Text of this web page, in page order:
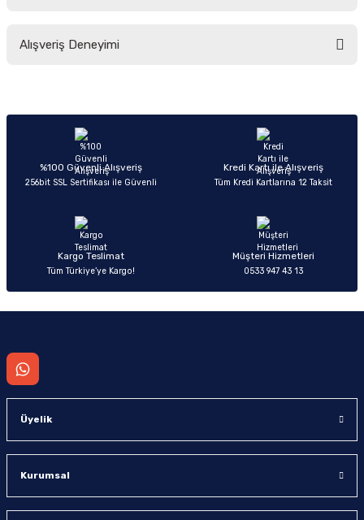
yetersiz gördüğünüz noktaları öneri formunu kullanarak tarafımıza
Ürün açıklamasında eksik bilgiler bulunuyor.
Ürün bilgilerinde hatalar bulunuyor.
Ürün fiyatı diğer sitelerden daha pahalı.
Alışveriş Deneyimi
Sitemize ilk yorumu siz yapın!
%100 Güvenli Alışveriş
256bit SSL Sertifikası ile Güvenli
Kredi Kartı ile Alışveriş
Tüm Kredi Kartlarına 12 Taksit
Kargo Teslimat
Tüm Türkiye’ye Kargo!
Müşteri Hizmetleri
0533 947 43 13
Üyelik
Kurumsal